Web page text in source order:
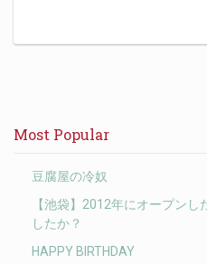
Most Popular
豆腐屋の冷奴
【池袋】2012年にオープン
したか？
HAPPY BIRTHDAY